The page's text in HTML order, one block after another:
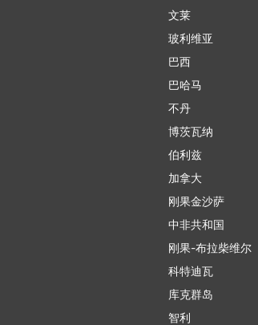
文莱
玻利维亚
巴西
巴哈马
不丹
博茨瓦纳
伯利兹
加拿大
刚果金沙萨
中非共和国
刚果-布拉柴维尔
科特迪瓦
库克群岛
智利